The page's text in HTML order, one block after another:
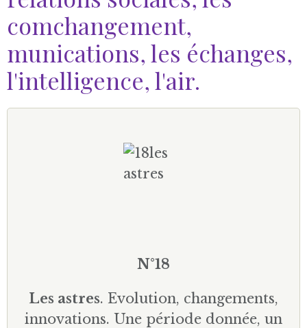
comchangement,
munications, les échanges,
l'intelligence, l'air.
N°18
Les astres. Evolution, changements,
innovations. Une période donnée, un